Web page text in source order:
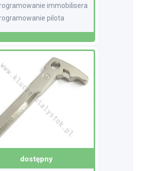
immobilisera
pilota
dostępny